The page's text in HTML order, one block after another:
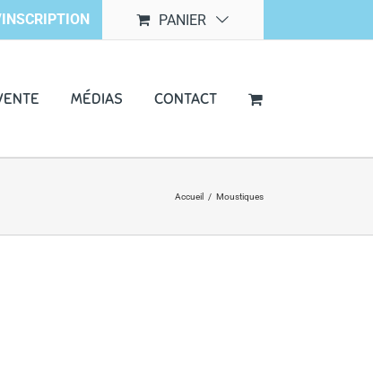
PANIER
MÉDIAS CONTACT
Accueil / Moustiques